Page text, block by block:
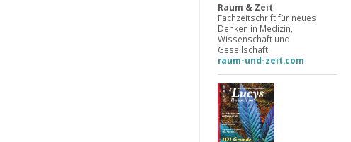
Raum & Zeit
Fachzeitschrift für neues
Denken in Medizin,
Wissenschaft und
Gesellschaft
raum-und-zeit.com